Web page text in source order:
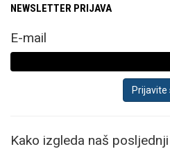
NEWSLETTER PRIJAVA
E-mail
Kako izgleda naš